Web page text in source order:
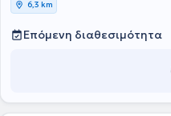
σεβασμό πάντα στο ίδιο τον
6,3 km
Επόμενη διαθεσιμότητα